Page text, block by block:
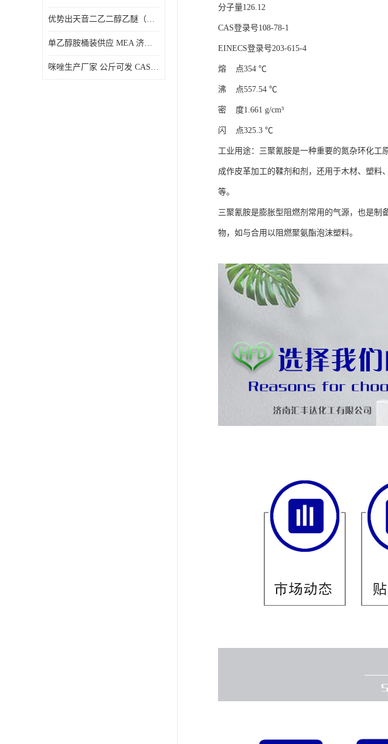
优势出天音二乙二醇乙醚（DPE）山东仓库发现货
单乙醇胺桶装供应 MEA 济南仓库发货 厂家
咪唑生产厂家 公斤可发 CAS:288-32-4
分子量126.12
CAS登录号108-78-1
EINECS登录号203-615-4
熔 点354 ℃
沸 点557.54 ℃
密 度1.661 g/cm³
闪 点325.3 ℃
工业用途：三聚氰胺是一种重要的氮杂环化工
成作皮革加工的鞣剂和剂，还用于木材、塑料
等。
三聚氰胺是膨胀型阻燃剂常用的气源，也是制
物，如与合用以阻燃聚氨酯泡沫塑料。